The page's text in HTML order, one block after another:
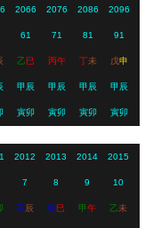
2066 2076 2086 2096
61 71 81 91
乙巳 丙午 丁未 戊申
甲辰 甲辰 甲辰 甲辰
寅卯 寅卯 寅卯 寅卯
2012 2013 2014 2015
7 8 9 10
壬辰 癸巳 甲午 乙未